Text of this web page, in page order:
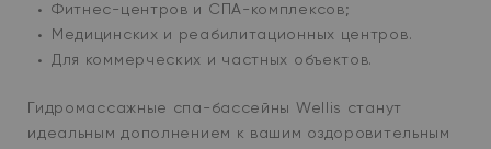
Фитнес-центров и СПА-комплексов;
Медицинских и реабилитационных центров.
Для коммерческих и частных объектов.
Гидромассажные спа-бассейны Wellis станут
идеальным дополнением к вашим оздоровительным